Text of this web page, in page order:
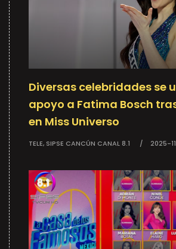
Diversas celebridades se
apoyo a Fatima Bosch
en Miss Universo
TELE, SIPSE CANCÚN CANAL 8.1 2025-